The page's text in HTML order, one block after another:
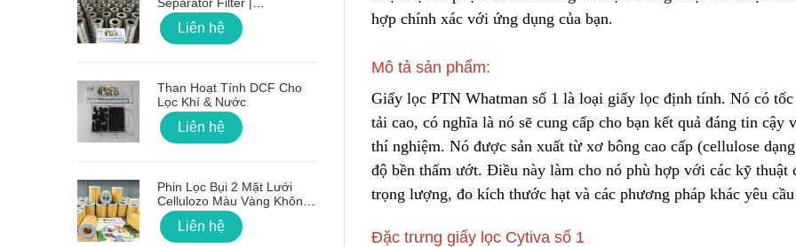
hợp chính xác với ứng dụng của bạn.
Mô tả sản phẩm:
Giấy lọc PTN Whatman số 1 là loại giấy lọc định tính. Nó có
tải cao, có nghĩa là nó sẽ cung cấp cho bạn kết quả đáng tin cậy
thí nghiệm. Nó được sản xuất từ xơ bông cao cấp (cellulose
độ bền thấm ướt. Điều này làm cho nó phù hợp với các kỹ thuật
trọng lượng, đo kích thước hạt và các phương pháp khác yêu
Đặc trưng giấy lọc Cytiva số 1
PTFE/Teflon‑Coated
Stainless Steel
Liên hệ
Than Hoạt Tính DCF Cho
Lọc Khí & Nước
Liên hệ
Phin Lọc Bụi 2 Mặt Lưới
Cellulozo Màu Vàng Không
Ron
Liên hệ
Liên hệ
Giấy Cellulose Vàng Lõi Lọc
Liên hệ
Lõi Lọc Bụi Pe Kết Nối Ren
Lọc Khí & Nước
Liên hệ
Phin Lọc Bụi 2 Mặt
Cellulozo Màu